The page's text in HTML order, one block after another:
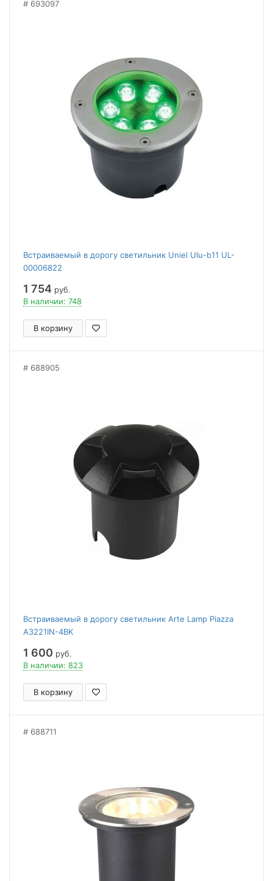
693097
Встраиваемый в дорогу светильник Uniel Ulu-b11 UL-
00006822
1 754 руб.
В наличии: 748
В корзину
688905
Встраиваемый в дорогу светильник Arte Lamp Piazza
A3221IN-4BK
1 600 руб.
В наличии: 823
В корзину
688711